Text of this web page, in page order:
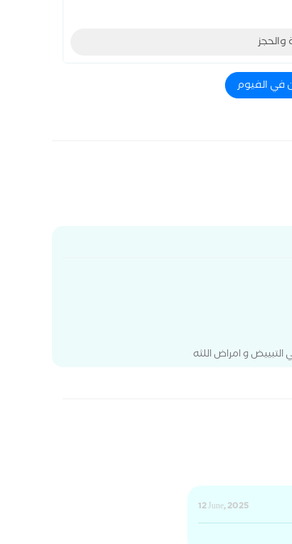
والحجز
في الفيوم
و امراض اللثه
12 June, 2025